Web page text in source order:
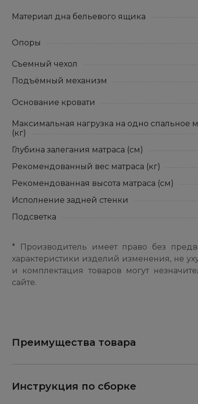
Материал дна бельевого ящика
Опоры
Съемный чехол
Подъёмный механизм
Основание кровати
Максимальная нагрузка на одно спальное
(кг)
Глубина залегания матраса (см)
Рекомендованный вес матраса (кг)
Рекомендованная высота матраса (см)
Исполнение задней стенки
Подсветка
* Производитель имеет право без
характеристики изделий изменения, не
и комплектация товаров могут
сайте.
Преимущества товара
Инструкция по сборке